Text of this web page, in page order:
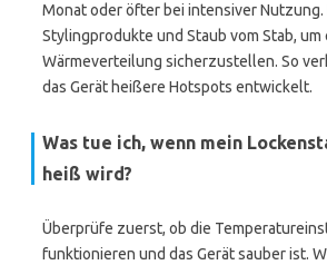
Monat oder öfter bei intensiver Nutzung.
Stylingprodukte und Staub vom Stab,
Wärmeverteilung sicherzustellen. So
das Gerät heißere Hotspots entwickelt.
Was tue ich, wenn mein
heiß wird?
Überprüfe zuerst, ob die
funktionieren und das Gerät sauber ist.